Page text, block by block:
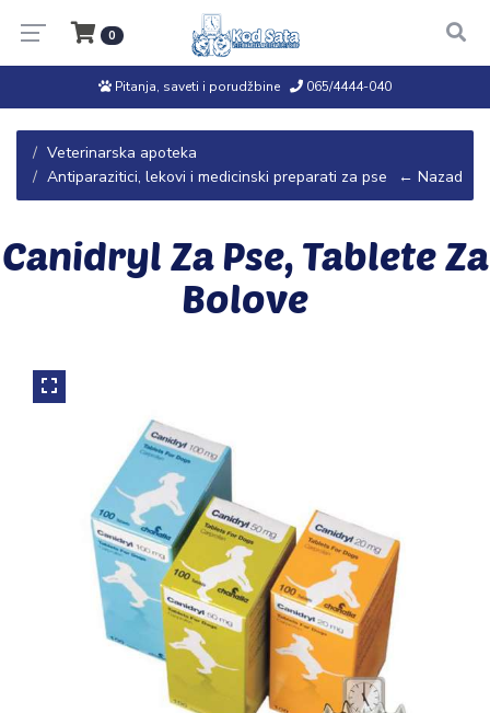
0
Pitanja, saveti i porudžbine 065/4444-040
Veterinarska apoteka
Antiparazitici, lekovi i medicinski preparati za pse
← Nazad
Canidryl Za Pse, Tablete Za
Bolove